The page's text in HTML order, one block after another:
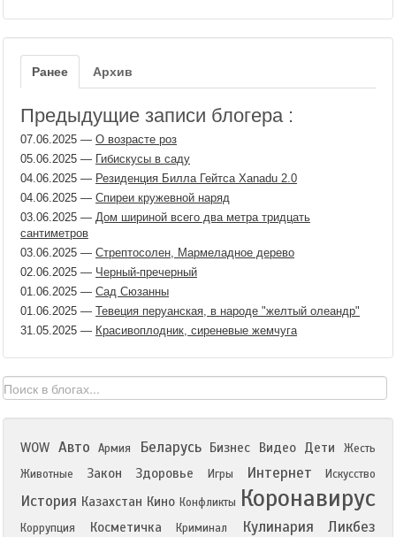
Ранее Архив
Предыдущие записи блогера :
07.06.2025 — О возрасте роз
05.06.2025 — Гибискусы в саду
04.06.2025 — Резиденция Билла Гейтса Xanadu 2.0
04.06.2025 — Спиреи кружевной наряд
03.06.2025 — Дом шириной всего два метра тридцать
сантиметров
03.06.2025 — Стрептосолен, Мармеладное дерево
02.06.2025 — Черный-пречерный
01.06.2025 — Сад Сюзанны
01.06.2025 — Тевеция перуанская, в народе "желтый олеандр"
31.05.2025 — Красивоплодник, сиреневые жемчуга
WOW Авто Армия Беларусь Бизнес Видео Дети
Жесть
Животные
Закон Здоровье Игры Интернет Искусство
История Казахстан Кино Конфликты Коронавирус
Коррупция Косметичка Криминал Кулинария Ликбез